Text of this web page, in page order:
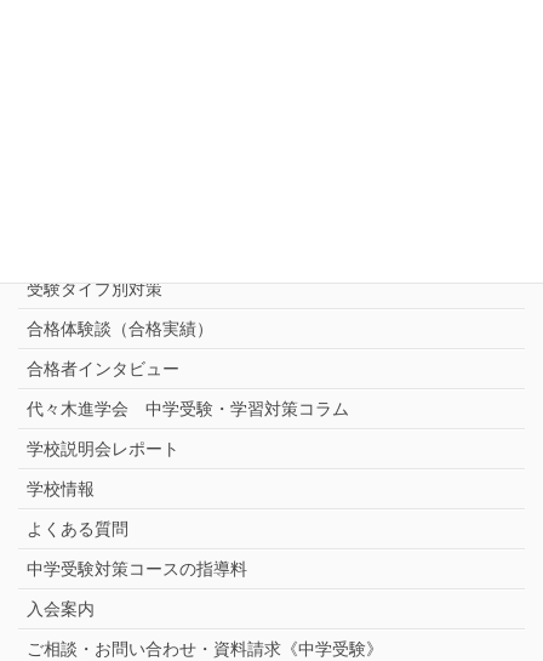
受験タイプ別対策
合格体験談（合格実績）
合格者インタビュー
代々木進学会 中学受験・学習対策コラム
学校説明会レポート
学校情報
よくある質問
中学受験対策コースの指導料
入会案内
ご相談・お問い合わせ・資料請求《中学受験》